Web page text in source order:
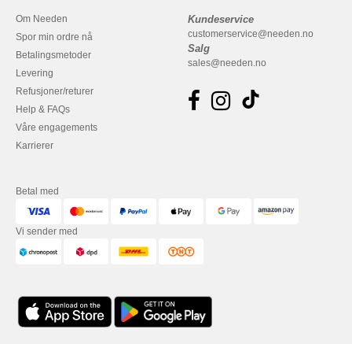
Om Needen
Spor min ordre nå
Betalingsmetoder
Levering
Refusjoner/returer
Help & FAQs
Våre engagements
Karrierer
Kundeservice
customerservice@needen.no
Salg
sales@needen.no
Betal med
Vi sender med